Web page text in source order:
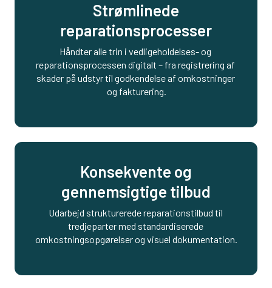
Strømlinede
reparationsprocesser
Håndter alle trin i vedligeholdelses- og
reparationsprocessen digitalt – fra registrering af
skader på udstyr til godkendelse af omkostninger
og fakturering.
Konsekvente og
gennemsigtige tilbud
Udarbejd strukturerede reparationstilbud til
tredjeparter med standardiserede
omkostningsopgørelser og visuel dokumentation.